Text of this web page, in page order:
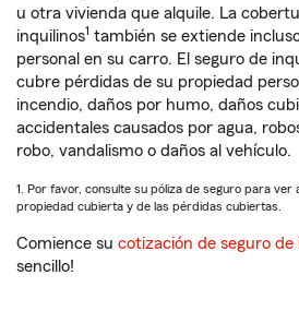
u otra vivienda que alquile. La
inquilinos1 también se extiende
personal en su carro. El seguro de
cubre pérdidas de su propiedad
incendio, daños por humo, daños
accidentales causados por agua,
robo, vandalismo o daños al vehículo.
1. Por favor, consulte su póliza de seguro para ver
propiedad cubierta y de las pérdidas cubiertas.
Comience su cotización de seguro de
sencillo!